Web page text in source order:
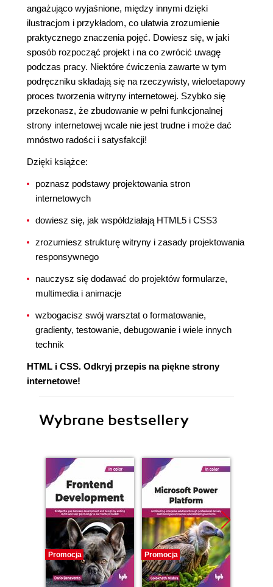
angażująco wyjaśnione, między innymi dzięki
ilustracjom i przykładom, co ułatwia zrozumienie
praktycznego znaczenia pojęć. Dowiesz się, w jaki
sposób rozpocząć projekt i na co zwrócić uwagę
podczas pracy. Niektóre ćwiczenia zawarte w tym
podręczniku składają się na rzeczywisty, wieloetapowy
proces tworzenia witryny internetowej. Szybko się
przekonasz, że zbudowanie w pełni funkcjonalnej
strony internetowej wcale nie jest trudne i może dać
mnóstwo radości i satysfakcji!
Dzięki książce:
poznasz podstawy projektowania stron
internetowych
dowiesz się, jak współdziałają HTML5 i CSS3
zrozumiesz strukturę witryny i zasady projektowania
responsywnego
nauczysz się dodawać do projektów formularze,
multimedia i animacje
wzbogacisz swój warsztat o formatowanie,
gradienty, testowanie, debugowanie i wiele innych
technik
HTML i CSS. Odkryj przepis na piękne strony
internetowe!
Wybrane bestsellery
Promocja Promocja